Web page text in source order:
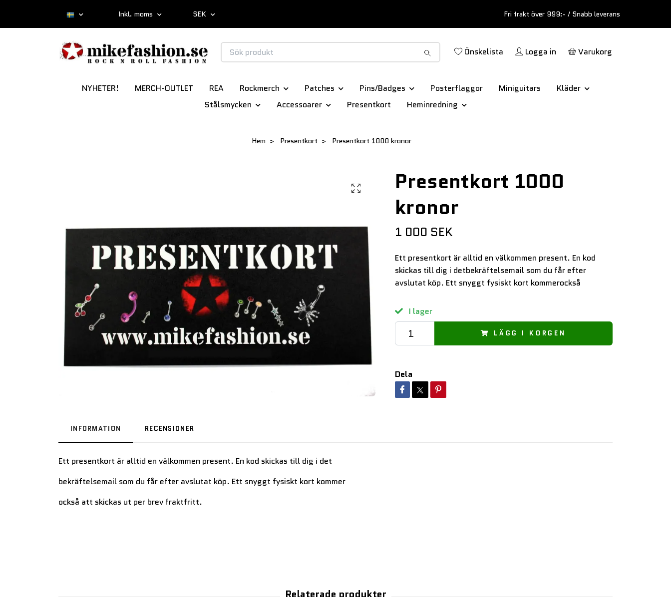
Inkl. moms SEK Fri frakt över 999:- / Snabb leverans
Önskelista Logga in Varukorg
NYHETER! MERCH-OUTLET REA Rockmerch Patches Pins/Badges Posterflaggor Miniguitars
Kläder
Stålsmycken
Accessoarer Presentkort Heminredning
Hem Presentkort Presentkort 1000 kronor
Presentkort 1000
kronor
1 000 SEK
Ett presentkort är alltid en välkommen present. En kod
skickas till dig i detbekräftelsemail som du får efter
avslutat köp. Ett snyggt fysiskt kort kommerockså
I lager
LÄGG I KORGEN
Dela
INFORMATION RECENSIONER
Ett presentkort är alltid en välkommen present. En kod skickas till dig i det
bekräftelsemail som du får efter avslutat köp. Ett snyggt fysiskt kort kommer
också att skickas ut per brev fraktfritt.